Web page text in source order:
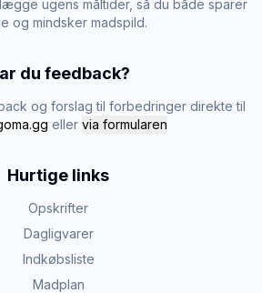
ugens måltider, så du både sparer
og mindsker madspild.
du feedback?
og forslag til forbedringer direkte til
eller via formularen
Hurtige links
Opskrifter
Dagligvarer
Indkøbsliste
Madplan